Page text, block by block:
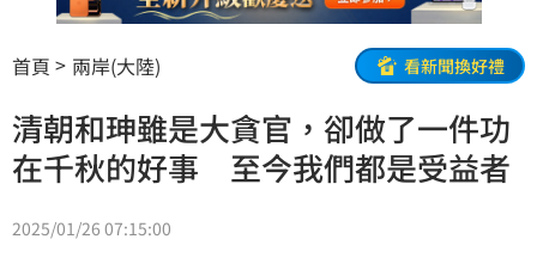
首頁 兩岸(大陸) 看新聞換好禮
清朝和珅雖是大貪官，卻做了一件功
在千秋的好事 至今我們都是受益者
2025/01/26 07:15:00